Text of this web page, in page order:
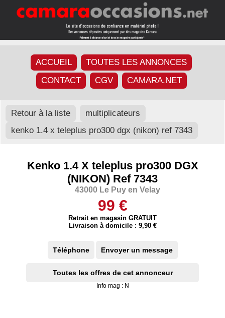
ACCUEIL
TOUTES LES ANNONCES
CONTACT
CGV CAMARA.NET
Retour à la liste
multiplicateurs
kenko 1.4 x teleplus pro300 dgx (nikon) ref 7343
Kenko 1.4 X teleplus pro300 DGX
(NIKON) Ref 7343
43000 Le Puy en Velay
99 €
Retrait en magasin GRATUIT
Livraison à domicile : 9,90 €
Téléphone Envoyer un message
Toutes les offres de cet annonceur
Info mag : N